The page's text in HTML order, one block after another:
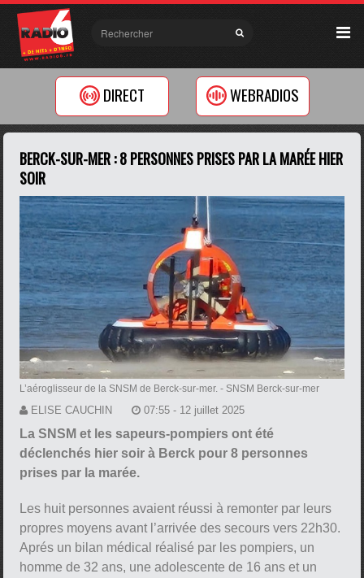
DIRECT WEBRADIOS
BERCK-SUR-MER : 8 PERSONNES PRISES PAR LA MARÉE HIER
SOIR
L’aéroglisseur de la SNSM de Berck-sur-mer. - SNSM Berck-sur-mer
ELISE CAUCHIN 07:55 - 12 juillet 2025
La SNSM et les sapeurs-pompiers ont été
déclenchés hier soir à Berck pour 8 personnes
prises par la marée.
Les huit personnes avaient réussi à remonter par leurs
propres moyens avant l’arrivée des secours vers 22h30.
Aprés un bilan médical réalisé par les pompiers, un
homme de 32 ans, une adolescente de 16 ans et un